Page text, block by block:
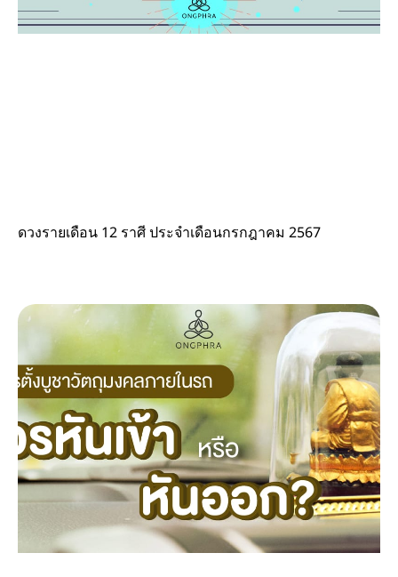
ดวงรายเดือน 12 ราศี ประจำเดือนกรกฎาคม 2567